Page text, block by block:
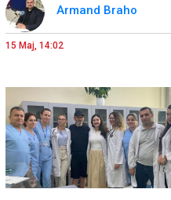
Armand Braho
15 Maj, 14:02